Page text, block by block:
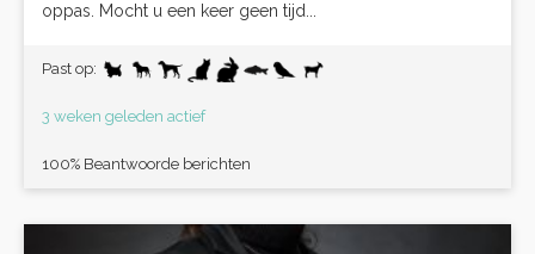
oppas. Mocht u een keer geen tijd...
Past op:
3 weken geleden actief
100% Beantwoorde berichten